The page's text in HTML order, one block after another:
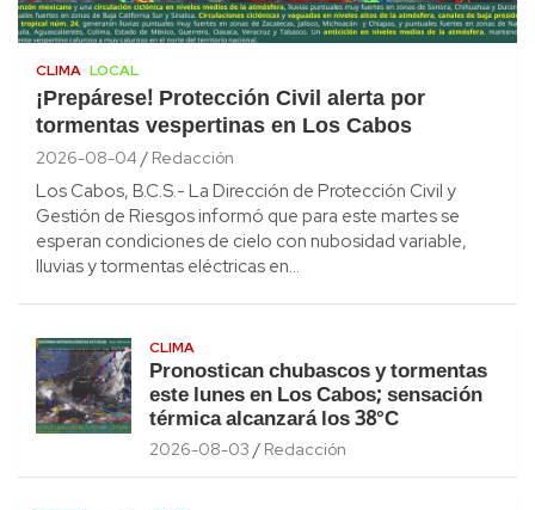
CLIMA LOCAL
¡Prepárese! Protección Civil alerta por
tormentas vespertinas en Los Cabos
2026-08-04 Redacción
Los Cabos, B.C.S.- La Dirección de Protección Civil y
Gestión de Riesgos informó que para este martes se
esperan condiciones de cielo con nubosidad variable,
lluvias y tormentas eléctricas en…
CLIMA
Pronostican chubascos y tormentas
este lunes en Los Cabos; sensación
térmica alcanzará los 38°C
2026-08-03 Redacción